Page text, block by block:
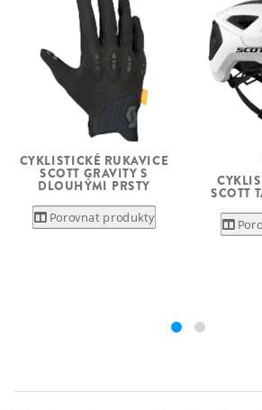
CYKLISTICKÉ RUKAVICE
SCOTT GRAVITY S
DLOUHÝMI PRSTY
Porovnat produkty
SCOTT